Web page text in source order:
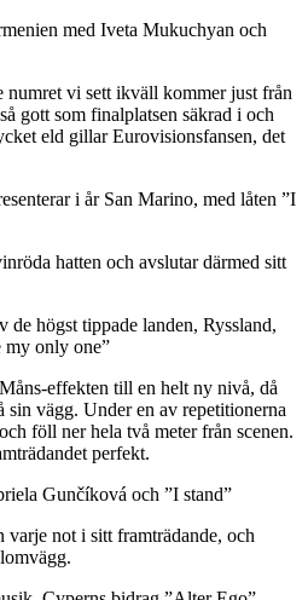
med Iveta Mukuchyan och
numret vi sett ikväll kommer just från
gott som finalplatsen säkrad i och
eld gillar Eurovisionsfansen, det
i år San Marino, med låten ”I
hatten och avslutar därmed sitt
de högst tippade landen, Ryssland,
my only one”
effekten till en helt ny nivå, då
sin vägg. Under en av repetitionerna
föll ner hela två meter från scenen.
perfekt.
Gunčíková och ”I stand”
varje not i sitt framträdande, och